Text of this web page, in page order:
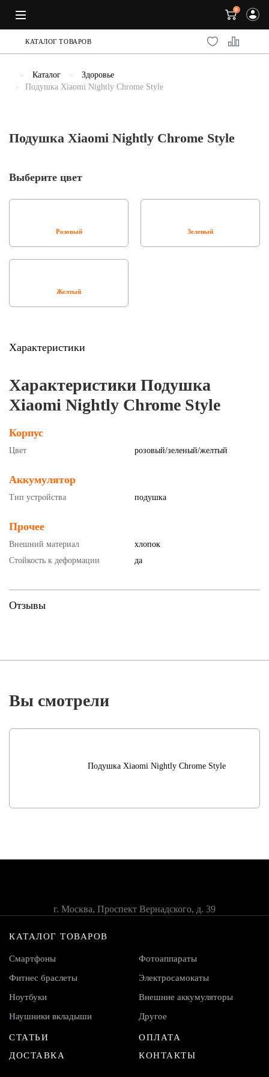
0
КАТАЛОГ ТОВАРОВ
Каталог
Здоровье
Подушка Xiaomi Nightly Chrome Style
Подушка Xiaomi Nightly Chrome Style
Выберите цвет
Розовый Зеленый
Желтый
Характеристики
Характеристики Подушка
Xiaomi Nightly Chrome Style
Корпус
Цвет розовый/зеленый/желтый
Аккумулятор
Тип устройства подушка
Прочее
Внешний материал
хлопок
Стойкость к деформации
да
Отзывы
Вы смотрели
Подушка Xiaomi Nightly Chrome Style
КАТАЛОГ ТОВАРОВ
Смартфоны
Фитнес браслеты
Ноутбуки
Наушники вкладыши
Фотоаппараты
Электросамокаты
Внешние аккумуляторы
Другое
СТАТЬИ
ДОСТАВКА
ОПЛАТА
КОНТАКТЫ
г. Москва, Проспект Вернадского, д. 39